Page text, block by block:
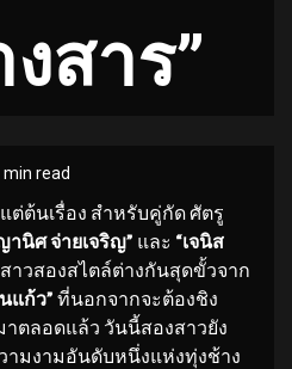
สาร”
min read
ต่ต้นเรื่อง สำหรับคู่กัด ศัตรู
านิศ จ่ายเจริญ” และ “เจนิส
าวสองสไตล์ต่างกันสุดขั้วจาก
แก้ว” ที่นอกจากจะต้องชิง
ตลอดแล้ว วันนี้สองสาวยัง
ามงามอันดับหนึ่งแห่งทุ่งช้าง